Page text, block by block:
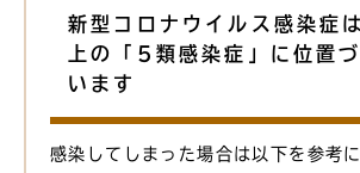
新型コロナウイルス感染症
上の「5類感染症」に位置
います
感染してしまった場合は以下を参考